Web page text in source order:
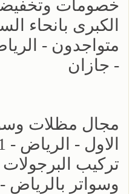
خصومات
الكبرى بانحاء
متواجدون -
- جازان
مجال مظلات
تركيب
وسواتر